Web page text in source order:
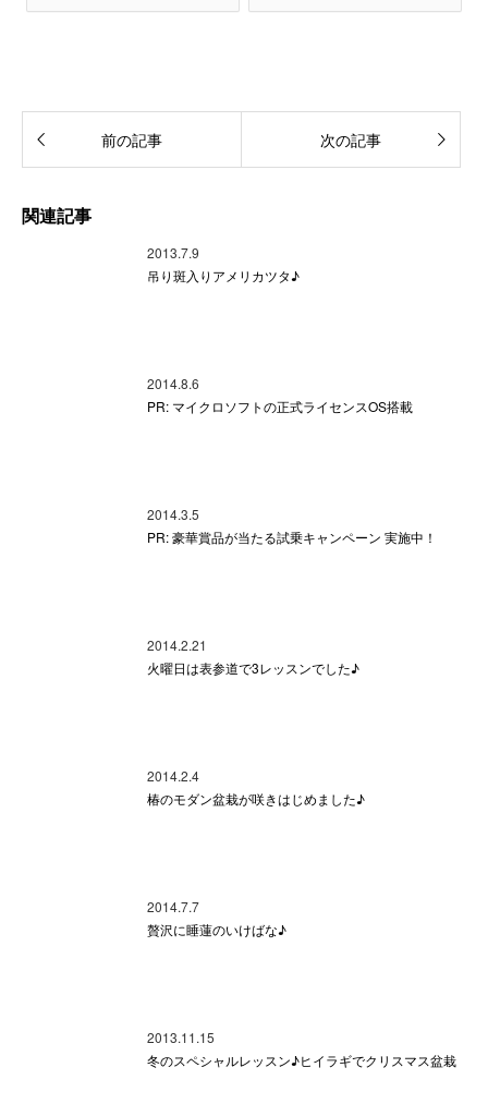
前の記事 次の記事
関連記事
2013.7.9
吊り斑入りアメリカツタ♪
2014.8.6
PR: マイクロソフトの正式ライセンスOS搭載
2014.3.5
PR: 豪華賞品が当たる試乗キャンペーン 実施中！
2014.2.21
火曜日は表参道で3レッスンでした♪
2014.2.4
椿のモダン盆栽が咲きはじめました♪
2014.7.7
贅沢に睡蓮のいけばな♪
2013.11.15
冬のスペシャルレッスン♪ヒイラギでクリスマス盆栽